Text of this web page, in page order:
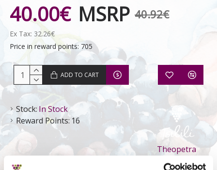
Stock: In Stock
Reward Points: 16
Theopetra
Estate
MSRP 40.92€
40.00€
Ex Tax: 32.26€
Price in reward points: 705
ADD TO CART